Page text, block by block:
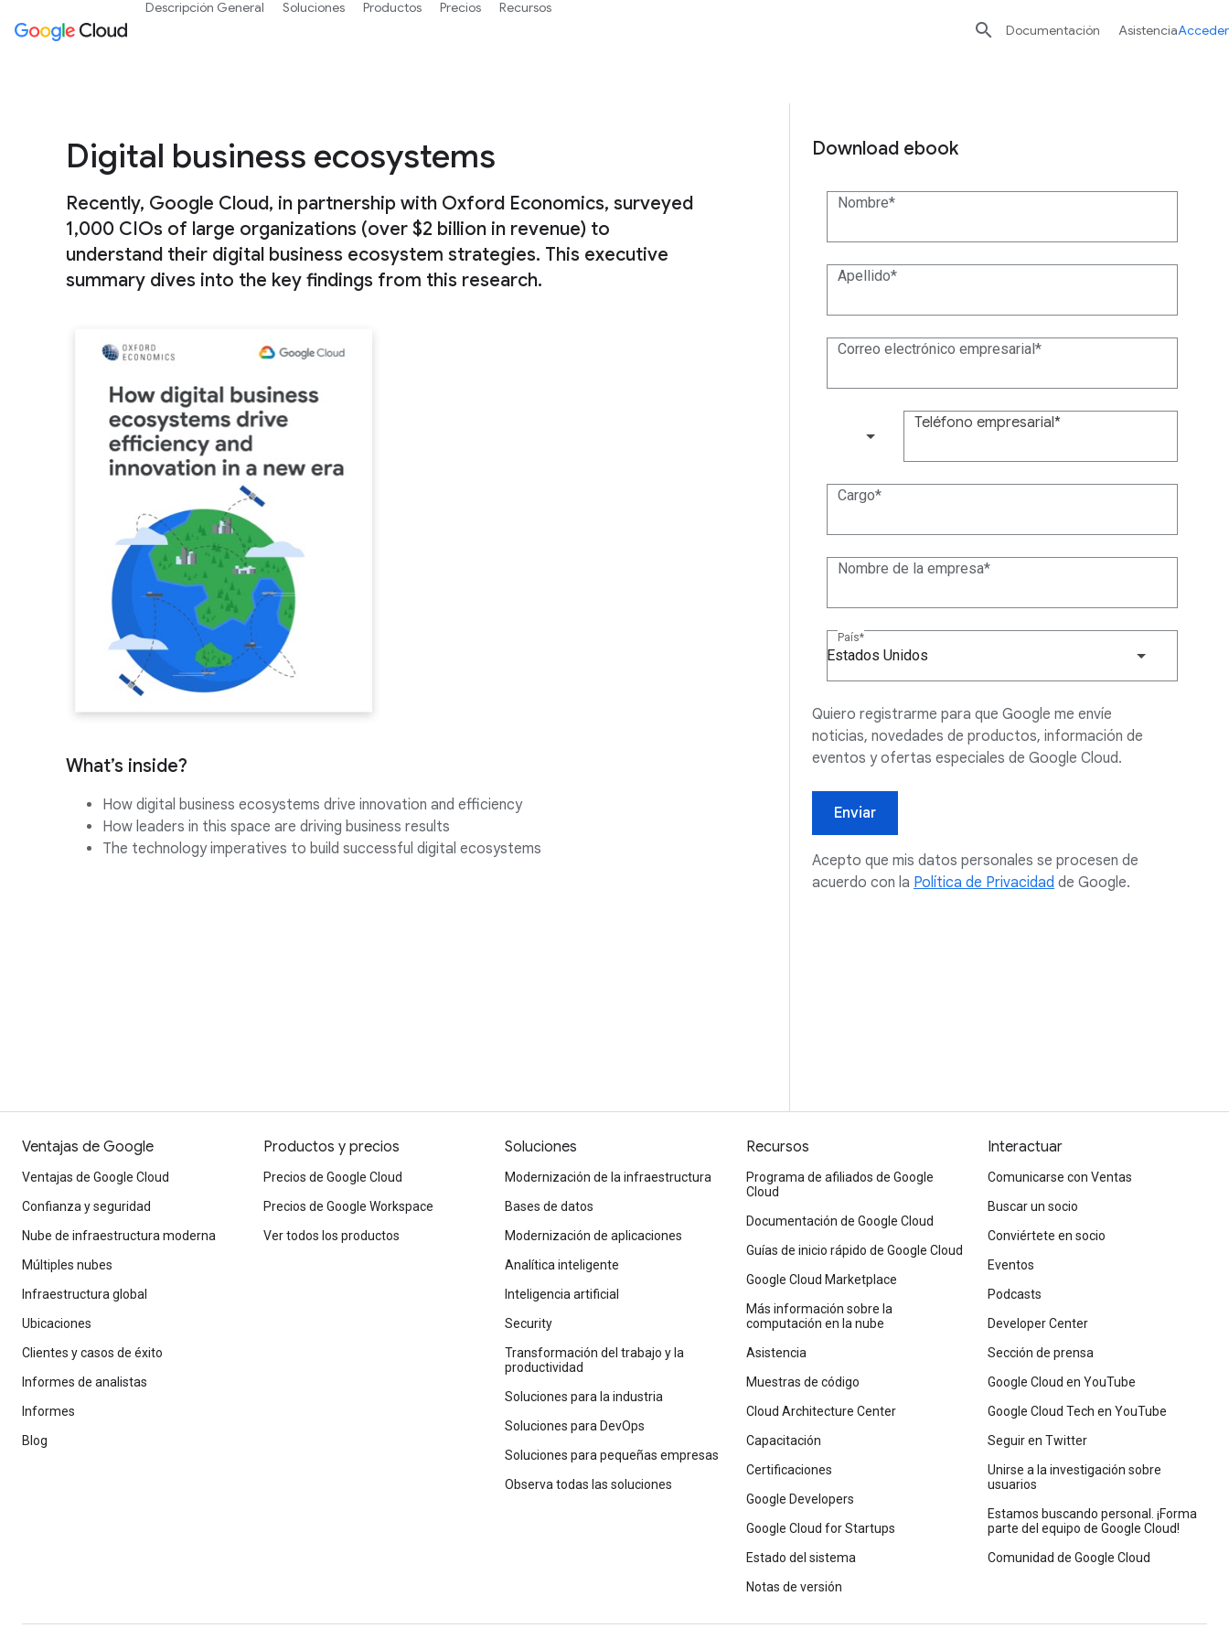
Digital business ecosystems
Recently, Google Cloud, in partnership with Oxford Economics, surveyed
1,000 CIOs of large organizations (over $2 billion in revenue) to
understand their digital business ecosystem strategies. This executive
summary dives into the key findings from this research.
Download ebook
Nombre
Apellido
Correo electrónico empresarial
Teléfono empresarial
Cargo
Nombre de la empresa
País
Estados Unidos
Quiero registrarme para que Google me envíe
noticias, novedades de productos, información de
eventos y ofertas especiales de Google Cloud.
Enviar
Acepto que mis datos personales se procesen de
acuerdo con la Política de Privacidad de Google.
What’s inside?
How digital business ecosystems drive innovation and efficiency
How leaders in this space are driving business results
The technology imperatives to build successful digital ecosystems
Descripción General Soluciones Productos Precios Recursos
 Documentación AsistenciaAcceder
Ventajas de Google
Ventajas de Google Cloud
Confianza y seguridad
Nube de infraestructura moderna
Múltiples nubes
Infraestructura global
Ubicaciones
Clientes y casos de éxito
Informes de analistas
Informes
Blog
Productos y precios
Precios de Google Cloud
Precios de Google Workspace
Ver todos los productos
Soluciones
Modernización de la infraestructura
Bases de datos
Modernización de aplicaciones
Analítica inteligente
Inteligencia artificial
Security
Transformación del trabajo y la
productividad
Soluciones para la industria
Soluciones para DevOps
Soluciones para pequeñas empresas
Observa todas las soluciones
Recursos
Programa de afiliados de Google
Cloud
Documentación de Google Cloud
Guías de inicio rápido de Google Cloud
Google Cloud Marketplace
Más información sobre la
computación en la nube
Asistencia
Muestras de código
Cloud Architecture Center
Capacitación
Certificaciones
Google Developers
Google Cloud for Startups
Estado del sistema
Notas de versión
Interactuar
Comunicarse con Ventas
Buscar un socio
Conviértete en socio
Eventos
Podcasts
Developer Center
Sección de prensa
Google Cloud en YouTube
Google Cloud Tech en YouTube
Seguir en Twitter
Unirse a la investigación sobre
usuarios
Estamos buscando personal. ¡Forma
parte del equipo de Google Cloud!
Comunidad de Google Cloud